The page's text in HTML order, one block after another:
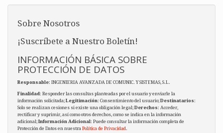
Sobre Nosotros
¡Suscríbete a Nuestro Boletín!
INFORMACIÓN BÁSICA SOBRE
PROTECCIÓN DE DATOS
Responsable: INGENIERIA AVANZADA DE COMUNIC. Y SISTEMAS, S.L.
Finalidad: Responder las consultas planteadas por el usuario y enviarle la
información solicitada;Legitimación: Consentimiento del usuario;Destinatarios:
Solo se realizan cesiones si existe una obligación legal;Derechos: Acceder,
rectificar y suprimir, así como otros derechos, como se indica en la información
adicional;Información Adicional: Puede consultar la información completa de
Protección de Datos en nuestra Política de Privacidad.